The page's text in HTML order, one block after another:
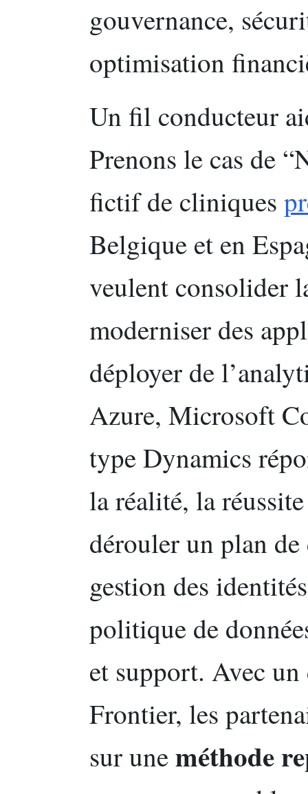
gouvernance,
optimisation
Un fil conducteur
Prenons le cas de
fictif de cliniques
Belgique et en
veulent consolider
moderniser des
déployer de
Azure, Microsoft
type Dynamics
la réalité, la
dérouler un plan
gestion des
politique de
et support. Avec
Frontier, les
sur uneméthode